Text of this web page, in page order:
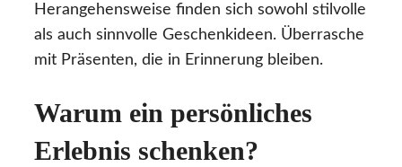
Herangehensweise finden sich sowohl stilvolle
als auch sinnvolle Geschenkideen. Überrasche
mit Präsenten, die in Erinnerung bleiben.
Warum ein persönliches
Erlebnis schenken?